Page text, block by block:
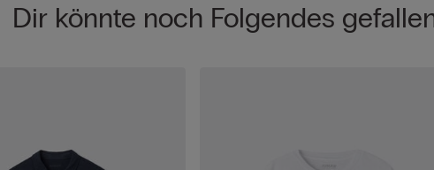
Dir könnte noch Folgendes